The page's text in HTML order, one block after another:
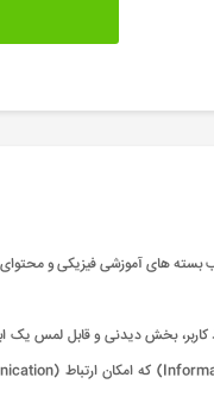
بسته های آموزشی فیزیکی و
بخش دیدنی و قابل لمس یک ابزار